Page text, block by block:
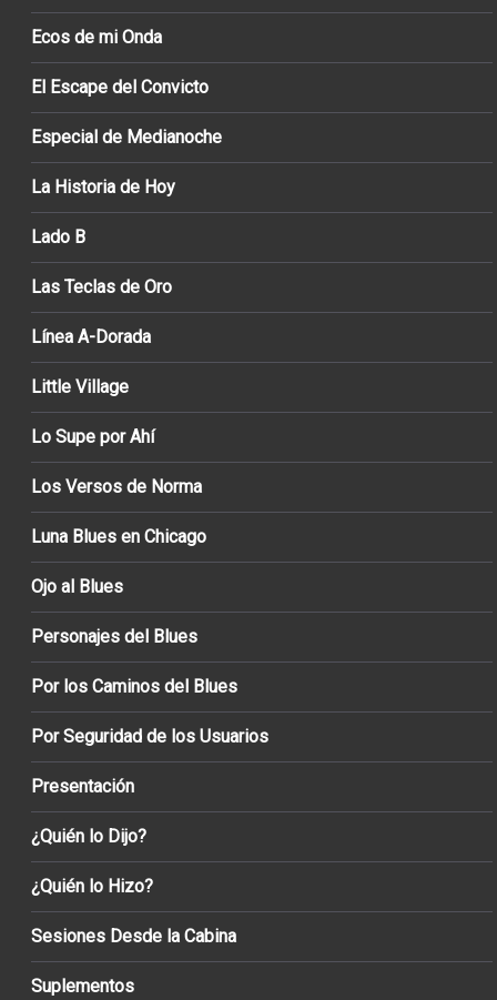
Ecos de mi Onda
El Escape del Convicto
Especial de Medianoche
La Historia de Hoy
Lado B
Las Teclas de Oro
Línea A-Dorada
Little Village
Lo Supe por Ahí
Los Versos de Norma
Luna Blues en Chicago
Ojo al Blues
Personajes del Blues
Por los Caminos del Blues
Por Seguridad de los Usuarios
Presentación
¿Quién lo Dijo?
¿Quién lo Hizo?
Sesiones Desde la Cabina
Suplementos